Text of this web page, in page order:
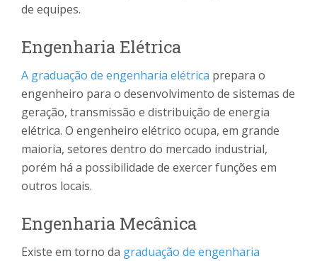
de equipes.
Engenharia Elétrica
A graduação de engenharia elétrica prepara o
engenheiro para o desenvolvimento de sistemas de
geração, transmissão e distribuição de energia
elétrica. O engenheiro elétrico ocupa, em grande
maioria, setores dentro do mercado industrial,
porém há a possibilidade de exercer funções em
outros locais.
Engenharia Mecânica
Existe em torno da graduação de engenharia